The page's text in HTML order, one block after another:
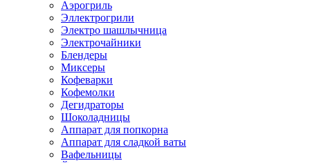
Аэрогриль
Эллектрогрили
Электро шашлычница
Электрочайники
Блендеры
Миксеры
Кофеварки
Кофемолки
Дегидраторы
Шоколадницы
Аппарат для попкорна
Аппарат для сладкой ваты
Вафельницы